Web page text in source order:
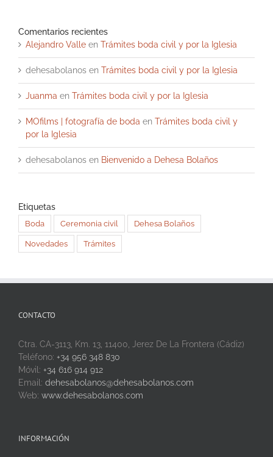
Comentarios recientes
Alejandro Valle en Trámites boda civil y por la Iglesia
dehesabolanos en Trámites boda civil y por la Iglesia
Juanma en Trámites boda civil y por la Iglesia
MOfilms | fotografía de boda en Trámites boda civil y
por la Iglesia
dehesabolanos en Bienvenido a Dehesa Bolaños
Etiquetas
Boda Ceremonia civil Dehesa Bolaños
Novedades Trámites
CONTACTO
Ctra. CA-3113, Km. 13, 11400, Jerez De La Frontera (Cádiz)
Teléfono: +34 956 348 830
Móvil: +34 616 914 912
Email: dehesabolanos@dehesabolanos.com
Web: www.dehesabolanos.com
INFORMACIÓN